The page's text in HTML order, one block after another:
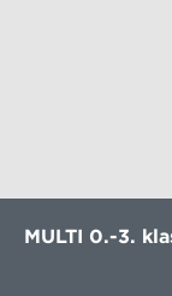
MULTI 0.-3.